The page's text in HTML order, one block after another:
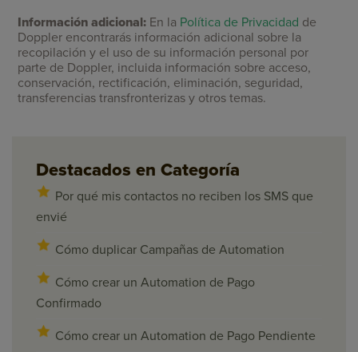
Información adicional: En la Política de Privacidad de
Doppler encontrarás información adicional sobre la
recopilación y el uso de su información personal por
parte de Doppler, incluida información sobre acceso,
conservación, rectificación, eliminación, seguridad,
transferencias transfronterizas y otros temas.
Destacados en Categoría
Por qué mis contactos no reciben los SMS que
envié
Cómo duplicar Campañas de Automation
Cómo crear un Automation de Pago
Confirmado
Cómo crear un Automation de Pago Pendiente